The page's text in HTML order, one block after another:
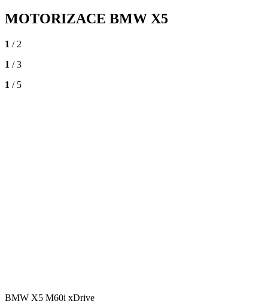
MOTORIZACE BMW X5
1 / 2
1 / 3
1 / 5
BMW X5 M60i xDrive